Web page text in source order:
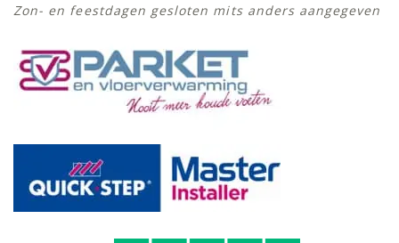
Zon- en feestdagen gesloten mits anders aangegeven